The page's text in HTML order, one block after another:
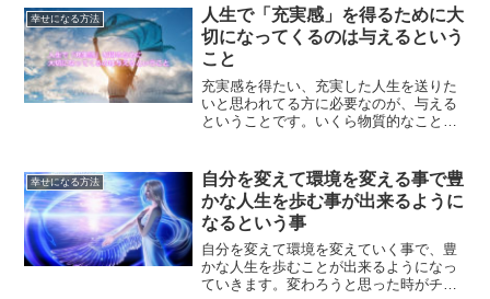
幸せになる方法
人生で「充実感」を得るために大
切になってくるのは与えるという
こと
充実感を得たい、充実した人生を送りた
いと思われてる方に必要なのが、与える
ということです。いくら物質的なことを
人生を送る秘訣について、ご紹介してい
きます。
幸せになる方法
自分を変えて環境を変える事で豊
かな人生を歩む事が出来るように
なるという事
自分を変えて環境を変えていく事で、豊
かな人生を歩むことが出来るようになっ
ていきます。変わろうと思った時がチャ